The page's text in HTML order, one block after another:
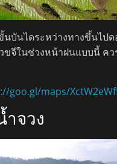
นบันไดระหว่างทางขึ้นไป
ขจีในช่วงหน้าฝนแบบนี้ ค
goo.gl/maps/
จวง